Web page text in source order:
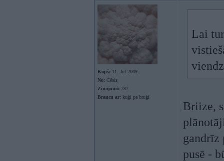
Kopš: 11. Jul 2009
No: Cēsis
Ziņojumi: 782
Braucu ar: kuģi pa bruģi
Lai
Briize,
gandrīz
pusē -